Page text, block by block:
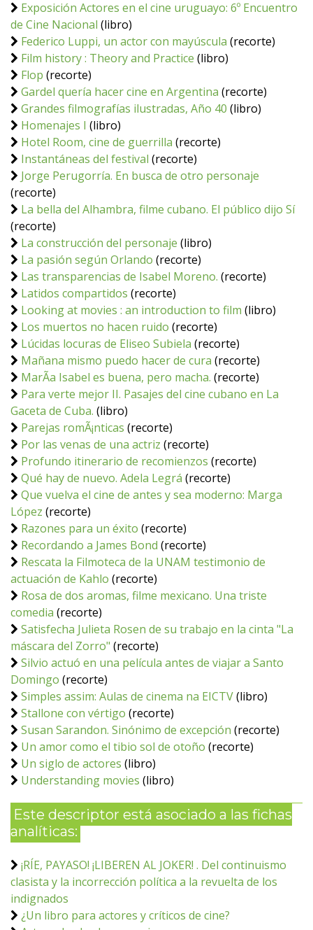
Exposición Actores en el cine uruguayo: 6º Encuentro
de Cine Nacional (libro)
Federico Luppi, un actor con mayúscula (recorte)
Film history : Theory and Practice (libro)
Flop (recorte)
Gardel quería hacer cine en Argentina (recorte)
Grandes filmografías ilustradas, Año 40 (libro)
Homenajes I (libro)
Hotel Room, cine de guerrilla (recorte)
Instantáneas del festival (recorte)
Jorge Perugorría. En busca de otro personaje
(recorte)
La bella del Alhambra, filme cubano. El público dijo Sí
(recorte)
La construcción del personaje (libro)
La pasión según Orlando (recorte)
Las transparencias de Isabel Moreno. (recorte)
Latidos compartidos (recorte)
Looking at movies : an introduction to film (libro)
Los muertos no hacen ruido (recorte)
Lúcidas locuras de Eliseo Subiela (recorte)
Mañana mismo puedo hacer de cura (recorte)
MarÃ­a Isabel es buena, pero macha. (recorte)
Para verte mejor II. Pasajes del cine cubano en La
Gaceta de Cuba. (libro)
Parejas romÃ¡nticas (recorte)
Por las venas de una actriz (recorte)
Profundo itinerario de recomienzos (recorte)
Qué hay de nuevo. Adela Legrá (recorte)
Que vuelva el cine de antes y sea moderno: Marga
López (recorte)
Razones para un éxito (recorte)
Recordando a James Bond (recorte)
Rescata la Filmoteca de la UNAM testimonio de
actuación de Kahlo (recorte)
Rosa de dos aromas, filme mexicano. Una triste
comedia (recorte)
Satisfecha Julieta Rosen de su trabajo en la cinta "La
máscara del Zorro" (recorte)
Silvio actuó en una película antes de viajar a Santo
Domingo (recorte)
Simples assim: Aulas de cinema na EICTV(libro)
Stallone con vértigo (recorte)
Susan Sarandon. Sinónimo de excepción (recorte)
Un amor como el tibio sol de otoño (recorte)
Un siglo de actores (libro)
Understanding movies (libro)
Este descriptor está asociado a las fichas
analíticas:
¡RÍE, PAYASO! ¡LIBEREN AL JOKER! . Del continuismo
clasista y la incorrección política a la revuelta de los
indignados
¿Un libro para actores y críticos de cine?